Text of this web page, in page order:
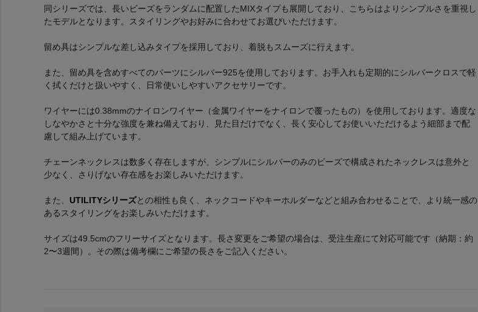
同シリーズでは、長いビーズをランダムに配置したMIXタイプも展開しており、こちらはよりシンプルさを重視し
たモデルとなります。スタイリングやお好みに合わせてお選びいただけます。
留め具はシンプルな差し込みタイプを採用しており、着脱もスムーズに行えます。
また、留め具を含めすべてのパーツにシルバー925を使用しております。お手入れも定期的にシルバークロスで軽
く拭くだけと扱いやすく、日常使いしやすいアクセサリーです。
ワイヤーには0.38mmのナイロンワイヤー（金属ワイヤーをナイロンで覆ったもの）を使用しております。適度な
しなやかさと十分な強度を兼ね備えており、見た目だけでなく、長く安心してお使いいただけるよう細部まで配
慮して組み上げています。
チェーンネックレスは数多く存在しますが、シンプルにシルバーのみのビーズで構成されたネックレスは意外と
少なく、さりげない存在感をお楽しみいただけます。
また、 UTILITYシリーズとの相性も良く、ネックコードやキーホルダーなどと組み合わせることで、より統一感の
あるスタイリングをお楽しみいただけます。
サイズは49.5cmのフリーサイズとなります。長さ変更をご希望の場合は、受注生産にて対応可能です（納期：約
2〜3週間）。その際は備考欄にご希望の長さをご記入ください。